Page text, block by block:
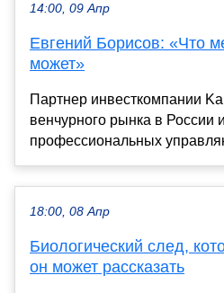
14:00, 09 Апр
Евгений Борисов: «Что
может»
Партнер инвесткомпании
венчурного рынка в России
профессиональных
18:00, 08 Апр
Биологический след,
он может рассказать